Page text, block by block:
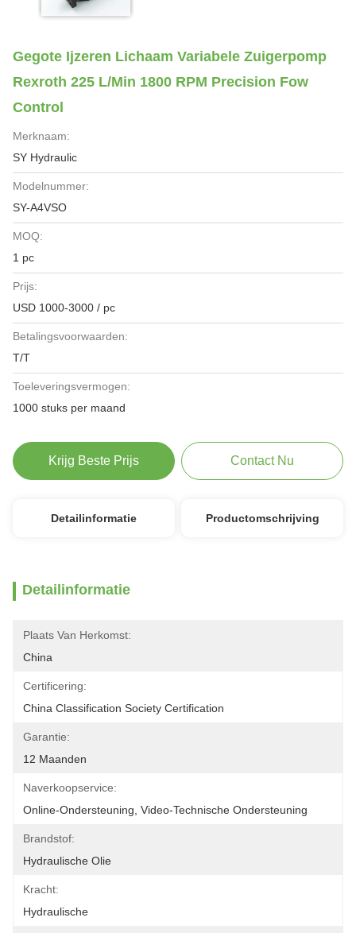
Gegote Ijzeren Lichaam Variabele Zuigerpomp
Rexroth 225 L/Min 1800 RPM Precision Fow
Control
Merknaam:
SY Hydraulic
Modelnummer:
SY-A4VSO
MOQ:
1 pc
Prijs:
USD 1000-3000 / pc
Betalingsvoorwaarden:
T/T
Toeleveringsvermogen:
1000 stuks per maand
Krijg Beste Prijs Contact Nu
Detailinformatie Productomschrijving
Detailinformatie
Plaats Van Herkomst:
China
Certificering:
China Classification Society Certification
Garantie:
12 Maanden
Naverkoopservice:
Online-Ondersteuning, Video-Technische Ondersteuning
Brandstof:
Hydraulische Olie
Kracht:
Hydraulische